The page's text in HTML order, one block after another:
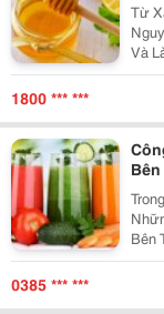
Từ
Và
Và
Mịn
1800 *** ***
Bên
Của
Thức
0385 *** ***